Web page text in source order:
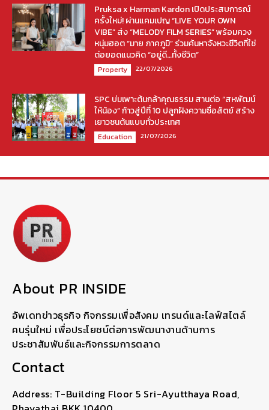
Pruksa x Harman Kardon เปิดประสบการณ์
ครั้งใหม่! ผ่านแคมเปญ “LIVE YOUR OWN
VIBE” ส่ง “MELODY FILM SERIES” พร้อมควง
หนุ่มฮอต “มาย ภาคภูมิ” ร่วมค้นหาจังหวะชีวิตที่ใช่
ต่อยอดแนวคิด “อยู่ดี…ทั้งชีวิต”
Property 22/07/2026
SPC บ่มเพาะต้นกล้าคุณธรรม สานต่อ “สหพัฒน์
ให้น้อง” ก้าวสู่ปีที่ 10 ปลูกฝังความซื่อสัตย์ สร้าง
เยาวชนต้นแบบทั่วประเทศ
Education 21/07/2026
About PR INSIDE
อัพเดทข่าวธุรกิจ กิจกรรมเพื่อสังคม เทรนด์และไลฟ์สไตล์
คนรุ่นใหม่ เพื่อประโยชน์ต่อการพัฒนางานด้านการ
ประชาสัมพันธ์และกิจกรรมการตลาด
Contact
Address: T-Building Floor 5 Sri-Ayutthaya Road,